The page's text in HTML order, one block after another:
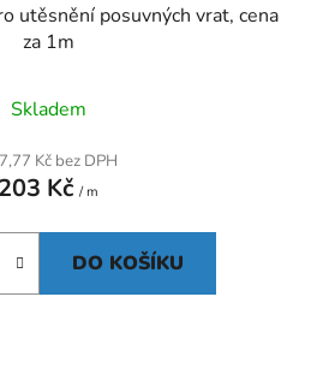
utěsnění posuvných vrat, cena
za 1m
Skladem
Kč bez DPH
203 Kč / m
DO KOŠÍKU